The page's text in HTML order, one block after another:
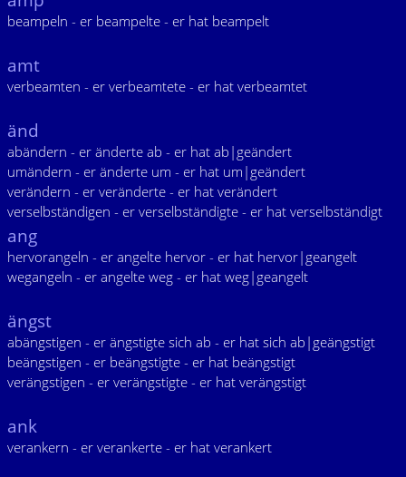
beampeln - er beampelte - er hat beampelt
amt
verbeamten - er verbeamtete - er hat verbeamtet
änd
abändern - er änderte ab - er hat ab|geändert
umändern - er änderte um - er hat um|geändert
verändern - er veränderte - er hat verändert
verselbständigen - er verselbständigte - er hat verselbständigt
ang
hervorangeln - er angelte hervor - er hat hervor|geangelt
wegangeln - er angelte weg - er hat weg|geangelt
ängst
abängstigen - er ängstigte sich ab - er hat sich ab|geängstigt
beängstigen - er beängstigte - er hat beängstigt
verängstigen - er verängstigte - er hat verängstigt
ank
verankern - er verankerte - er hat verankert